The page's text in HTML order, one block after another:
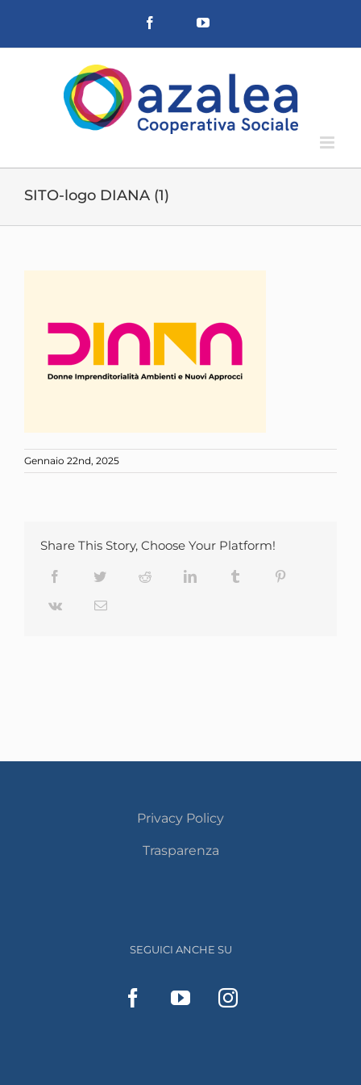
contenuto
Facebook YouTube
SITO-logo DIANA (1)
Gennaio 22nd, 2025
Share This Story, Choose Your Platform!
Facebook Twitter Reddit LinkedIn Tumblr
Vk Email
Privacy Policy
Trasparenza
SEGUICI ANCHE SU